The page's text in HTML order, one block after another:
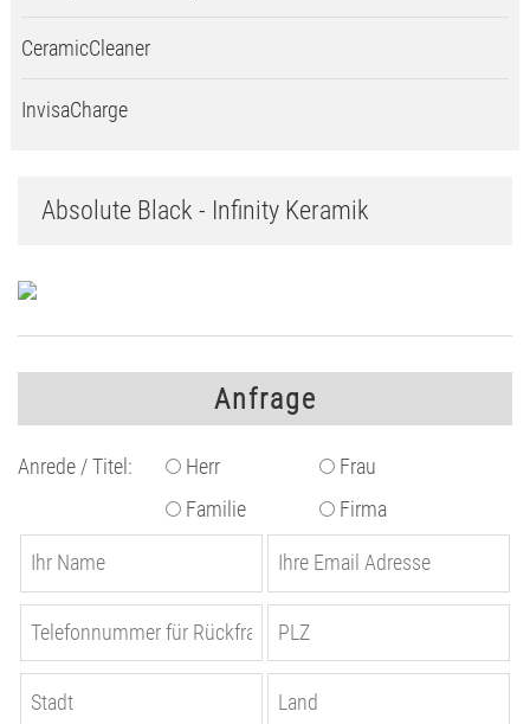
CeramicCleaner
InvisaCharge
Absolute Black - Infinity Keramik
Anfrage
Anrede / Titel: Herr
Frau
Familie
Firma